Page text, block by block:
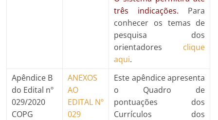
três indicações. Para
conhecer os temas de
pesquisa dos
orientadores clique
aqui.
Apêndice B
do Edital nº
029/2020
COPG
ANEXOS
AO
EDITAL Nº
029
Este apêndice apresenta
o Quadro de
pontuações dos
Currículos dos